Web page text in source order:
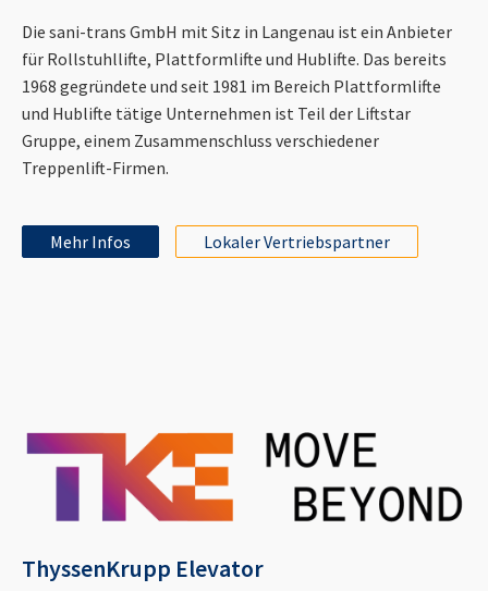
Die sani-trans GmbH mit Sitz in Langenau ist ein Anbieter
für Rollstuhllifte, Plattformlifte und Hublifte. Das bereits
1968 gegründete und seit 1981 im Bereich Plattformlifte
und Hublifte tätige Unternehmen ist Teil der Liftstar
Gruppe, einem Zusammenschluss verschiedener
Treppenlift-Firmen.
Mehr Infos Lokaler Vertriebspartner
ThyssenKrupp Elevator